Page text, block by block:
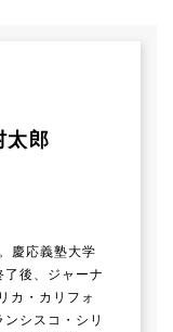
太郎
慶応義塾大学
後、ジャーナ
カ・カリフォ
シスコ・シリ